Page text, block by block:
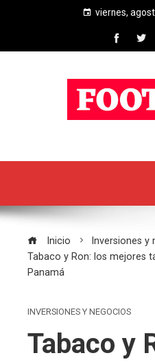
viernes,
Inicio
Inversiones y
Tabaco y Ron: los mejores
Panamá
INVERSIONES Y NEGOCIOS
Tabaco y